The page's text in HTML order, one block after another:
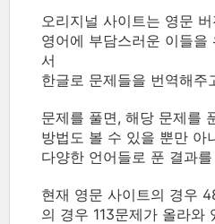
오리지널 사이트는 영문
영어에 부담스러운 이들을
서
한글로 문제들을 번역해주
문제를 풀면, 해당 문제를
방법도 볼 수 있을 뿐만 아
다양한 언어들로 푼 결과
현재 영문 사이트의 경우
의 경우 113문제가 올라와